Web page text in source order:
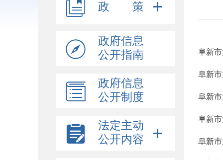
政 策
政府信息
公开指南
政府信息
公开制度
法定主动
公开内容
阜新
阜新
阜新
阜新
阜新